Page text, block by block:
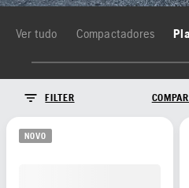
Ver tudo Compactadores
FILTER
NOVO